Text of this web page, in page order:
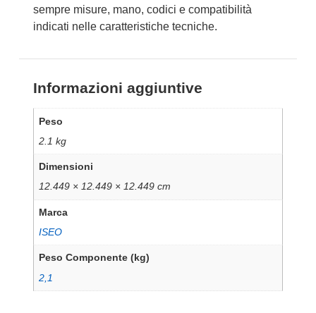
sempre misure, mano, codici e compatibilità
indicati nelle caratteristiche tecniche.
Informazioni aggiuntive
Peso
2.1 kg
Dimensioni
12.449 × 12.449 × 12.449 cm
Marca
ISEO
Peso Componente (kg)
2,1